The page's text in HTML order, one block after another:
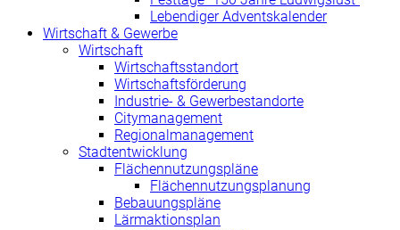
Lebendiger Adventskalender
Wirtschaft & Gewerbe
Wirtschaft
Wirtschaftsstandort
Wirtschaftsförderung
Industrie- & Gewerbestandorte
Citymanagement
Regionalmanagement
Stadtentwicklung
Flächennutzungspläne
Flächennutzungsplanung
Bebauungspläne
Lärmaktionsplan